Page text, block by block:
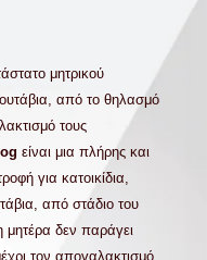
μητρικού
από το θηλασμό
τους
είναι μια πλήρης και
για κατοικίδια,
από στάδιο του
δεν παράγει
τον απογαλακτισμό